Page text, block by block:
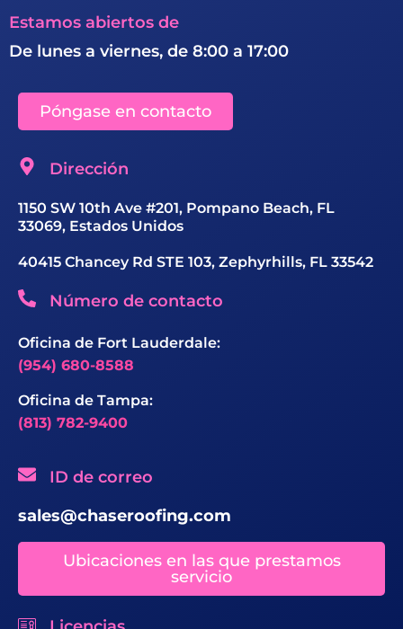
Estamos abiertos de
De lunes a viernes, de 8:00 a 17:00
Póngase en contacto
Dirección
1150 SW 10th Ave #201, Pompano Beach, FL
33069, Estados Unidos
40415 Chancey Rd STE 103, Zephyrhills, FL 33542
Número de contacto
Oficina de Fort Lauderdale:
(954) 680-8588
Oficina de Tampa:
(813) 782-9400
ID de correo
sales@chaseroofing.com
Ubicaciones en las que prestamos
servicio